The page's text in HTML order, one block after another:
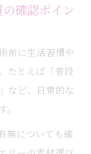
確認ポイン
前に生活習慣や
たとえば「普段
など、日常的な
無についても確